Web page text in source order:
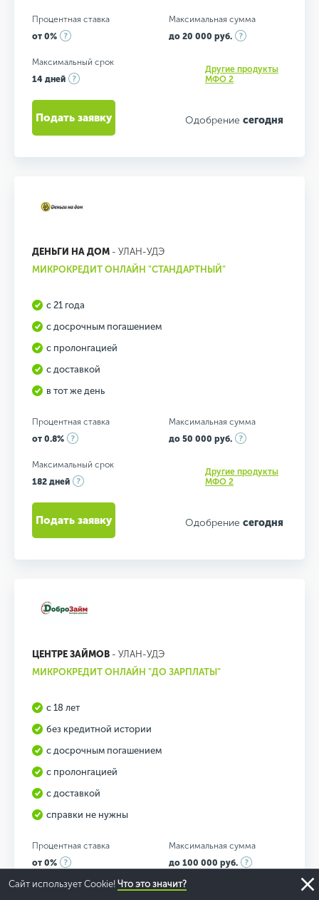
Процентная ставка
от 0%
Максимальная сумма
до 20 000 руб.
Максимальный срок
14 дней
Другие продукты
МФО 2
Одобрение сегодня
Подать заявку
ДЕНЬГИ НА ДОМ - УЛАН-УДЭ
МИКРОКРЕДИТ ОНЛАЙН "СТАНДАРТНЫЙ"
с 21 года
с досрочным погашением
с пролонгацией
с доставкой
в тот же день
Процентная ставка
от 0.8%
Максимальная сумма
до 50 000 руб.
Максимальный срок
182 дней
Другие продукты
МФО 2
Одобрение сегодня
Подать заявку
ЦЕНТРЕ ЗАЙМОВ - УЛАН-УДЭ
МИКРОКРЕДИТ ОНЛАЙН "ДО ЗАРПЛАТЫ"
с 18 лет
без кредитной истории
с досрочным погашением
с пролонгацией
с доставкой
справки не нужны
Процентная ставка
от 0%
Максимальная сумма
до 100 000 руб.
Максимальный срок
Сайт использует Cookie! Что это значит?